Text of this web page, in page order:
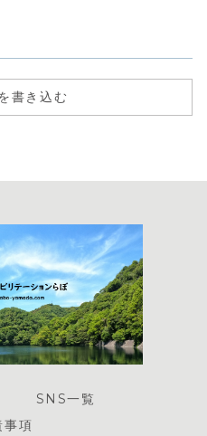
書き込む
SNS一覧
事項